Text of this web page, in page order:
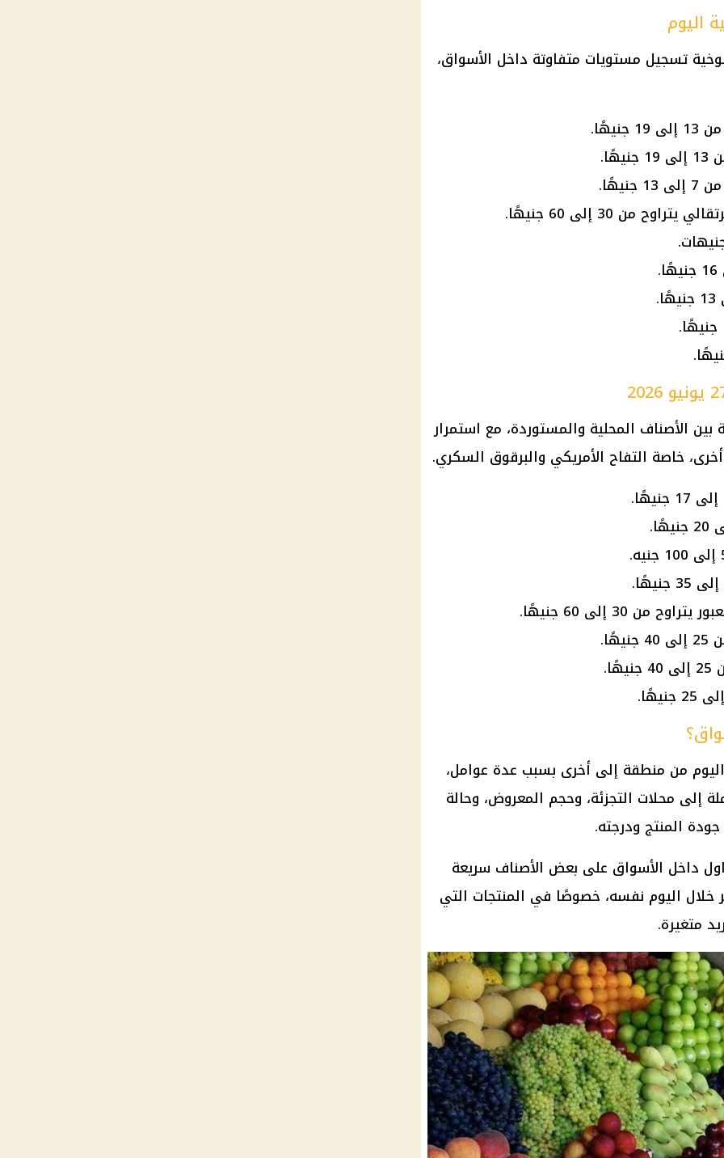
اليوم
تسجيل مستويات متفاوتة داخل الأسواق،
من 30 إلى 60 جنيهًا.
الأصناف المحلية والمستوردة، مع استمرار
خاصة التفاح الأمريكي والبرقوق السكري.
يتراوح من 30 إلى 60 جنيهًا.
من منطقة إلى أخرى بسبب عدة عوامل،
إلى محلات التجزئة، وحجم المعروض، وحالة
المنتج ودرجته.
داخل الأسواق على بعض الأصناف سريعة
خلال اليوم نفسه، خصوصًا في المنتجات التي
متغيرة.